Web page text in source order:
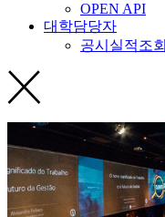
OPEN API
대학담당자
공시실적조회